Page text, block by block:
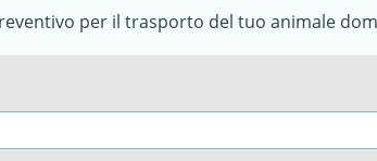
per il trasporto del tuo animale